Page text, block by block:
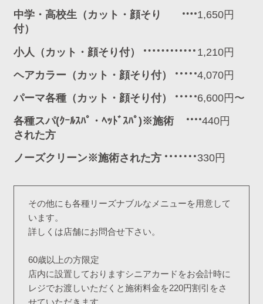
中学・高校生（カット・顔そり
付）
1,650円
小人（カット・顔そり付）
1,210円
ヘアカラー（カット・顔そり付）
4,070円
パーマ各種（カット・顔そり付）
6,600円〜
各種スパ(ｸｰﾙｽﾊﾟ・ﾍｯﾄﾞｽﾊﾟ)※施術
された方
440円
ノーズクリーン※施術された方 330円
その他にも各種リーズナブルなメニューを用意して
います。
詳しくは店舗にお問合せ下さい。
60歳以上の方限定
店内に設置しておりますシニアカードをお会計時に
レジでお渡しいただくと施術料金を220円割引をさ
せていただきます。